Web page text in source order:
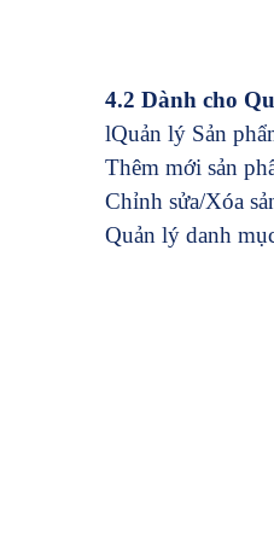
4.2 Dành cho
lQuản lý Sản
Thêm mới sản
Chỉnh sửa/Xóa
Quản lý danh